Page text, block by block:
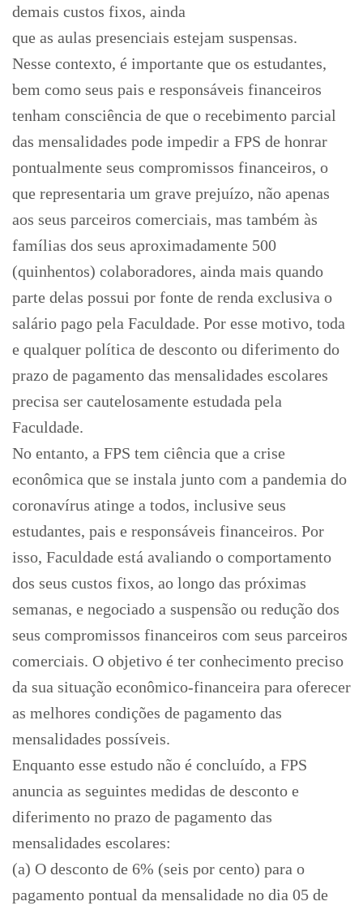
demais custos fixos, ainda
que as aulas presenciais estejam suspensas.
Nesse contexto, é importante que os estudantes,
bem como seus pais e responsáveis financeiros
tenham consciência de que o recebimento parcial
das mensalidades pode impedir a FPS de honrar
pontualmente seus compromissos financeiros, o
que representaria um grave prejuízo, não apenas
aos seus parceiros comerciais, mas também às
famílias dos seus aproximadamente 500
(quinhentos) colaboradores, ainda mais quando
parte delas possui por fonte de renda exclusiva o
salário pago pela Faculdade. Por esse motivo, toda
e qualquer política de desconto ou diferimento do
prazo de pagamento das mensalidades escolares
precisa ser cautelosamente estudada pela
Faculdade.
No entanto, a FPS tem ciência que a crise
econômica que se instala junto com a pandemia do
coronavírus atinge a todos, inclusive seus
estudantes, pais e responsáveis financeiros. Por
isso, Faculdade está avaliando o comportamento
dos seus custos fixos, ao longo das próximas
semanas, e negociado a suspensão ou redução dos
seus compromissos financeiros com seus parceiros
comerciais. O objetivo é ter conhecimento preciso
da sua situação econômico-financeira para oferecer
as melhores condições de pagamento das
mensalidades possíveis.
Enquanto esse estudo não é concluído, a FPS
anuncia as seguintes medidas de desconto e
diferimento no prazo de pagamento das
mensalidades escolares:
(a) O desconto de 6% (seis por cento) para o
pagamento pontual da mensalidade no dia 05 de